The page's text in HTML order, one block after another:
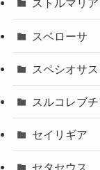
ストルマリア
スベローサ
スペシオサス
スルコレブ
セイリギア
セタセウス